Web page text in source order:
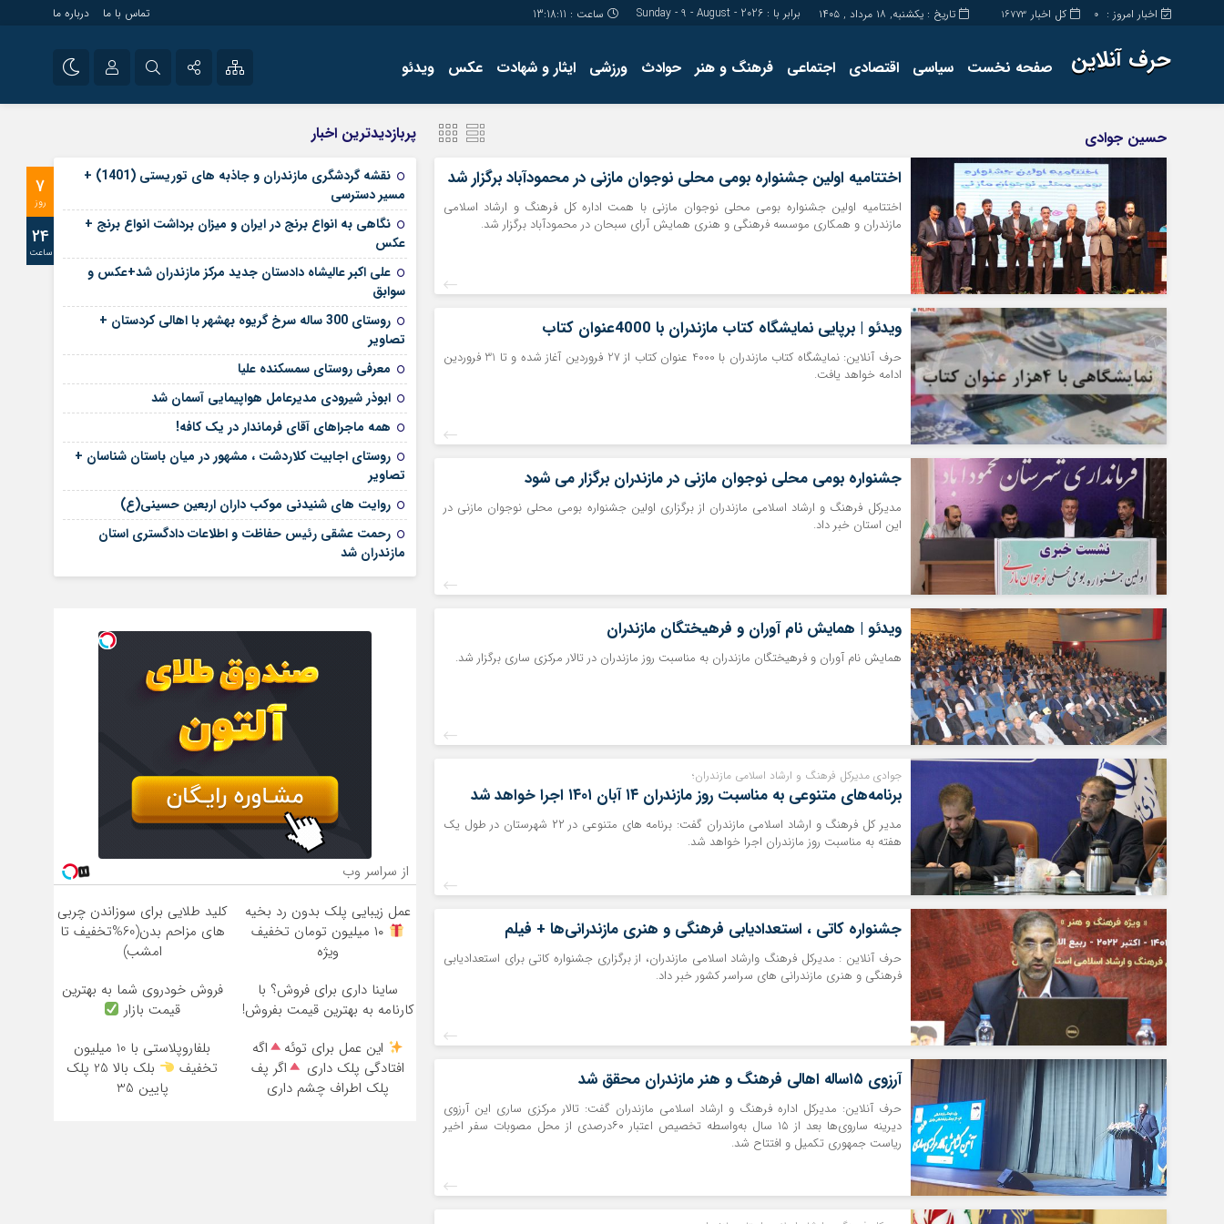
کل اخبار 16773 اخبار امروز : 0 تاریخ : یکشنبه, ۱۸ مرداد , ۱۴۰۵ برابر با : Sunday - 9 - August - 2026 ساعت : 13:18:12 تماس با ما درباره ما
حرف آنلاین صفحه نخست سیاسی اقتصادی اجتماعی فرهنگ و هنر حوادث ورزشی ایثار و شهادت عکس ویدئو
رمز عبور
مرا به خاطر بسپار
کارگاه آموزشی راه اندازی سایت و
تولید محتوا سایت های خبری و
مجله ای حسین جوادی
اختتامیه اولین جشنواره بومی محلی نوجوان مازنی در محمودآباد برگزار شد
اختتامیه اولین جشنواره بومی محلی نوجوان مازنی با همت اداره کل فرهنگ و ارشاد اسلامی
مازندران و همکاری موسسه فرهنگی و هنری همایش آرای سبحان در محمودآباد برگزار شد.
ویدئو | برپایی نمایشگاه کتاب مازندران با 4000عنوان کتاب
حرف آنلاین: نمایشگاه کتاب مازندران با 4000 عنوان کتاب از 27 فروردین آغاز شده و تا 31 فروردین
ادامه خواهد یافت.
جشنواره بومی محلی نوجوان مازنی در مازندران برگزار می شود
مدیرکل فرهنگ و ارشاد اسلامی مازندران از برگزاری اولین جشنواره بومی محلی نوجوان مازنی در
این استان خبر داد.
ویدئو | همایش نام آوران و فرهیختگان مازندران
همایش نام آوران و فرهیختگان مازندران به مناسبت روز مازندران در تالار مرکزی ساری برگزار شد.
جوادی مدیرکل فرهنگ و ارشاد اسلامی مازندران؛
برنامه‌های متنوعی به مناسبت روز مازندران ۱۴ آبان ۱۴۰۱ اجرا خواهد شد
مدیر کل فرهنگ و ارشاد اسلامی مازندران گفت: برنامه های متنوعی در ۲۲ شهرستان در طول یک
هفته به مناسبت روز مازندران اجرا خواهد شد.
جشنواره کاتی ، استعدادیابی فرهنگی و هنری مازندرانی‌ها + فیلم
حرف آنلاین : مدیرکل فرهنگ وارشاد اسلامی مازندران، از برگزاری جشنواره کاتی برای استعدادیابی
فرهنگی و هنری مازندرانی های سراسر کشور خبر داد.
آرزوی ۱۵ساله اهالی فرهنگ و هنر مازندران محقق شد
حرف آنلاین: مدیرکل اداره فرهنگ و ارشاد اسلامی مازندران گفت: تالار مرکزی ساری این آرزوی
دیرینه ساروی‌ها بعد از ۱۵ سال به‌واسطه تخصیص اعتبار ۶۰درصدی از محل مصوبات سفر اخیر
ریاست جمهوری تکمیل و افتتاح شد.
پربازدیدترین اخبار
7
روز
24
ساعت
نقشه گردشگری مازندران و جاذبه های توریستی (1401) +
مسیر دسترسی
نگاهی به انواع برنج در ایران و میزان برداشت انواع برنج +
عکس
علی‌ اکبر عالیشاه دادستان جدید مرکز مازندران شد+عکس و
سوابق
روستای 300 ساله سرخ ‌گریوه بهشهر با اهالی کردستان +
تصاویر
معرفی روستای سمسکنده علیا
ابوذر شیرودی مدیرعامل هواپیمایی آسمان شد
همه ماجراهای آقای فرماندار در یک کافه!
روستای اجابیت کلاردشت ، مشهور در میان باستان شناسان +
تصاویر
روایت های شنیدنی موکب داران اربعین حسینی(ع)
رحمت عشقی رئیس حفاظت و اطلاعات دادگستری استان
مازندران شد
از سراسر وب
عمل زیبایی پلک بدون رد بخیه
۱۰ میلیون تومان تخفیف
ویژه
کلید طلایی برای سوزاندن چربی
های مزاحم بدن(60%تخفیف تا
امشب)
ساینا داری برای فروش؟ با
کارنامه به بهترین قیمت بفروش!
فروش خودروی شما به بهترین
قیمت بازار
این عمل برای توئه
اگه
افتادگی پلک داری
اگر پف
پلک اطراف چشم داری
بلفاروپلاستی با 10 میلیون
تخفیف
بلک بالا 25 پلک
پایین 35